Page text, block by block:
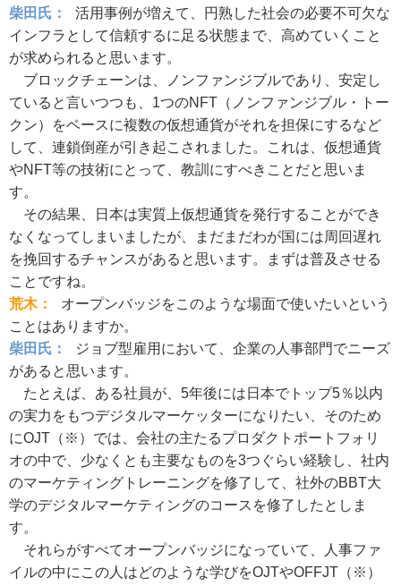
柴田氏：
活用事例が増えて、円熟した社会の必要不可欠な
インフラとして信頼するに足る状態まで、高めていくこと
が求められると思います。
ブロックチェーンは、ノンファンジブルであり、安定し
ていると言いつつも、1つのNFT（ノンファンジブル・トー
クン）をベースに複数の仮想通貨がそれを担保にするなど
して、連鎖倒産が引き起こされました。これは、仮想通貨
やNFT等の技術にとって、教訓にすべきことだと思いま
す。
その結果、日本は実質上仮想通貨を発行することができ
なくなってしまいましたが、まだまだわが国には周回遅れ
を挽回するチャンスがあると思います。まずは普及させる
ことですね。
荒木：
オープンバッジをこのような場面で使いたいという
ことはありますか。
柴田氏：
ジョブ型雇用において、企業の人事部門でニーズ
があると思います。
たとえば、ある社員が、5年後には日本でトップ5％以内
の実力をもつデジタルマーケッターになりたい、そのため
にOJT（※）では、会社の主たるプロダクトポートフォリ
オの中で、少なくとも主要なものを3つぐらい経験し、社内
のマーケティングトレーニングを修了して、社外のBBT大
学のデジタルマーケティングのコースを修了したとしま
す。
それらがすべてオープンバッジになっていて、人事ファ
イルの中にこの人はどのような学びをOJTやOFFJT（※）